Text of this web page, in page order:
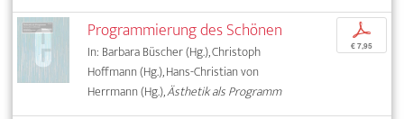
Programmierung des Schönen
In: Barbara Büscher (Hg.), Christoph
Hoffmann (Hg.), Hans-Christian von
Herrmann (Hg.),Ästhetik als Programm
p
€ 7,95